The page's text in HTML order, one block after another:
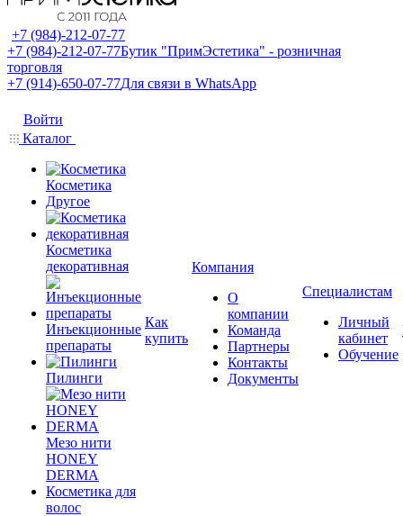
+7 (984)-212-07-77
+7 (984)-212-07-77Бутик "ПримЭстетика" - розничная
торговля
+7 (914)-650-07-77Для связи в WhatsApp
Войти
Каталог
Косметика
Другое
Косметика
декоративная
Инъекционные
препараты
Пилинги
Мезо нити
HONEY
DERMA
Косметика для
волос
Как
купить
Компания
О
компании
Команда
Партнеры
Контакты
Документы
Специалистам
Личный
кабинет
Обучение